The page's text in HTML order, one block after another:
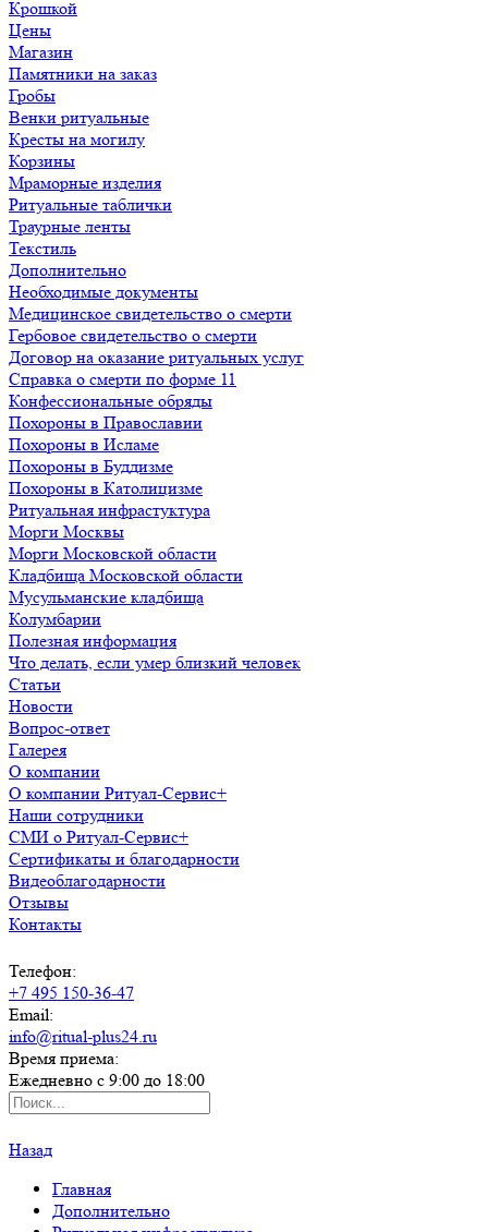
Крошкой
Цены
Магазин
Памятники на заказ
Гробы
Венки ритуальные
Кресты на могилу
Корзины
Мраморные изделия
Ритуальные таблички
Траурные ленты
Текстиль
Дополнительно
Необходимые документы
Медицинское свидетельство о смерти
Гербовое свидетельство о смерти
Договор на оказание ритуальных услуг
Справка о смерти по форме 11
Конфессиональные обряды
Похороны в Православии
Похороны в Исламе
Похороны в Буддизме
Похороны в Католицизме
Ритуальная инфрастуктура
Морги Москвы
Морги Московской области
Кладбища Московской области
Мусульманские кладбища
Колумбарии
Полезная информация
Что делать, если умер близкий человек
Статьи
Новости
Вопрос-ответ
Галерея
О компании
О компании Ритуал-Сервис+
Наши сотрудники
СМИ о Ритуал-Сервис+
Сертификаты и благодарности
Видеоблагодарности
Отзывы
Контакты
Телефон:
+7 495 150-36-47
Email:
info@ritual-plus24.ru
Время приема:
Ежедневно с 9:00 до 18:00
Назад
Главная
Дополнительно